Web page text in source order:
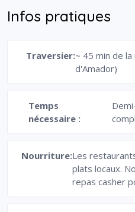
Infos pratiques
Traversier:~ 45 min de
d'Amador)
Temps
nécessaire :
Nourriture:Les
plats locaux.
repas casher